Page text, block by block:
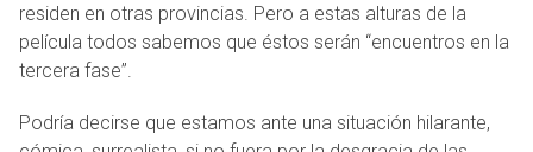
residen en otras provincias. Pero a estas alturas de la
película todos sabemos que éstos serán “encuentros en la
tercera fase”.
Podría decirse que estamos ante una situación hilarante,